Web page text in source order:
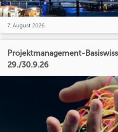
7. August 2026
Projektmanagement-
29./30.9.26